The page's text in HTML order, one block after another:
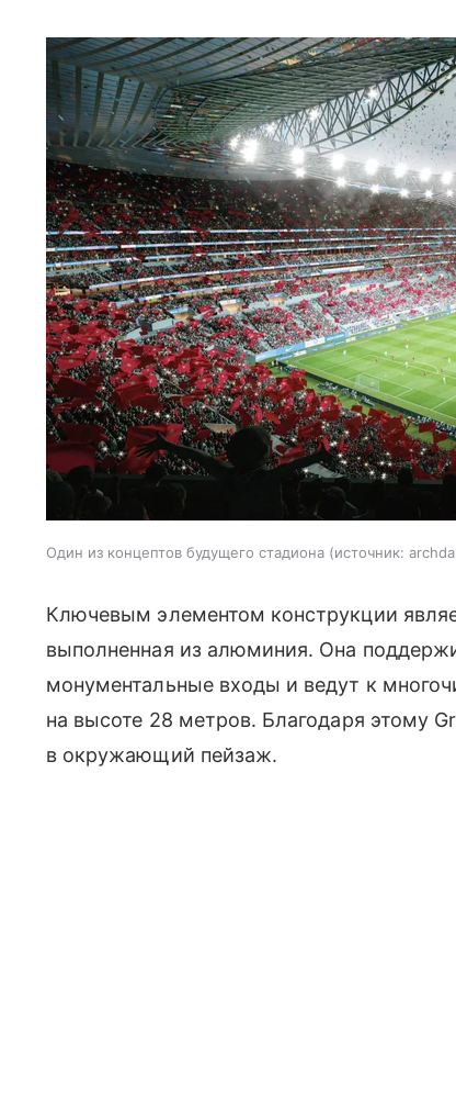
Один из концептов будущего стадиона источник:
Ключевым элементом конструкции
выполненная из алюминия. Она
монументальные входы и ведут к
на высоте 28 метров. Благодаря этому
в окружающий пейзаж.